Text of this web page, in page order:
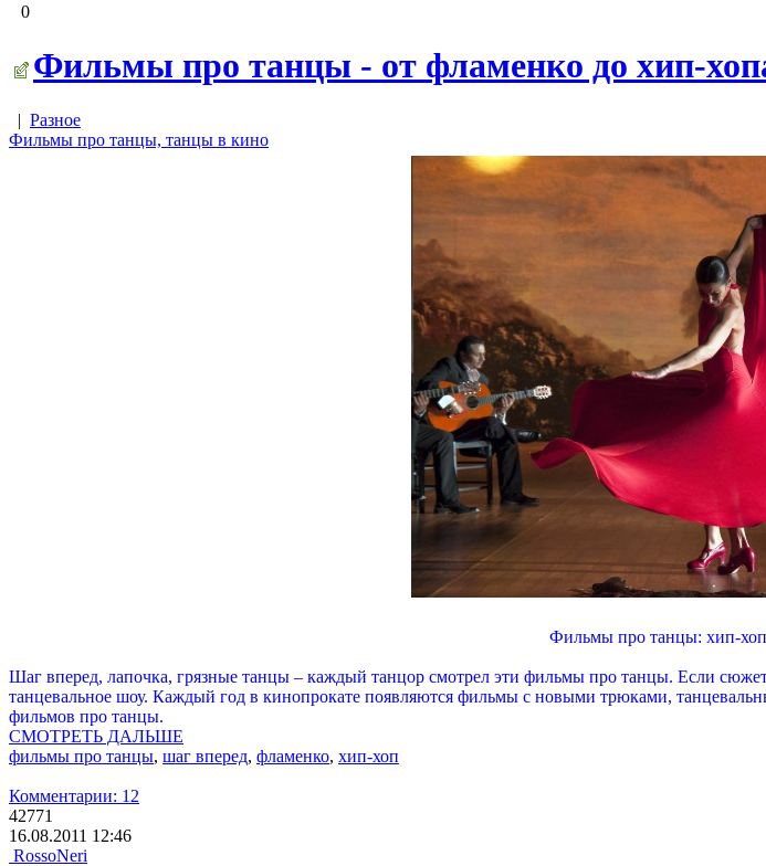
0
Фильмы про танцы - от фламенко до хип-
| Разное
Фильмы про танцы, танцы в кино
Фильмы про танцы: хип-
Шаг вперед, лапочка, грязные танцы – каждый танцор смотрел эти фильмы про танцы. Если сюжет
танцевальное шоу. Каждый год в кинопрокате появляются фильмы с новыми трюками,
фильмов про танцы.
СМОТРЕТЬ ДАЛЬШЕ
фильмы про танцы, шаг вперед, фламенко, хип-хоп
Комментарии: 12
42771
16.08.2011 12:46
RossoNeri